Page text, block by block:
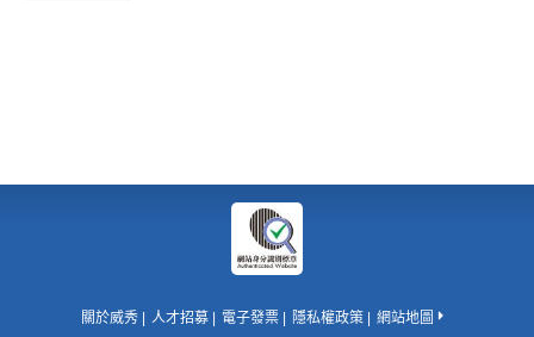
關於威秀 人才招募 電子發票 隱私權政策 網站地圖